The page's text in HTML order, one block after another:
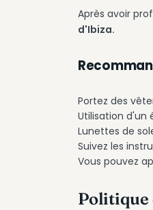
Après avoir
d'Ibiza.
Portez des
Utilisation d'un
Lunettes de
Suivez les
Vous pouvez
Politique